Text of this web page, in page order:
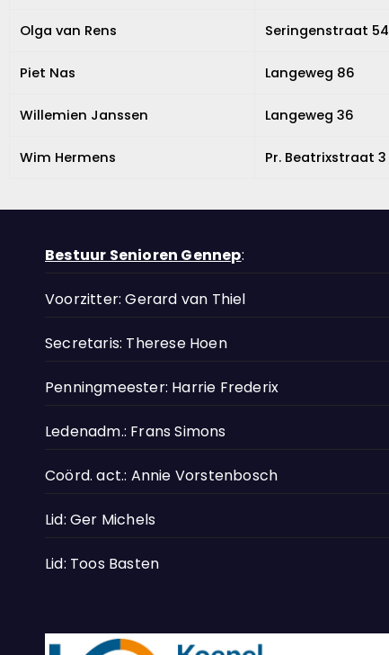
Olga van Rens Seringenstraat 54
Piet Nas Langeweg 86
Willemien Janssen Langeweg 36
Wim Hermens Pr. Beatrixstraat 3
Bestuur Senioren Gennep:
Voorzitter: Gerard van Thiel
Secretaris: Therese Hoen
Penningmeester: Harrie Frederix
Ledenadm.: Frans Simons
Coörd. act.: Annie Vorstenbosch
Lid: Ger Michels
Lid: Toos Basten